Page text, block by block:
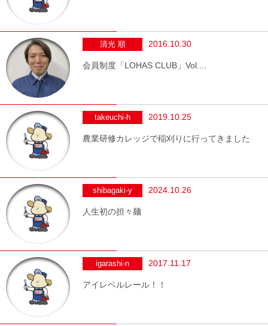
清光 順 2016.10.30
会員制度「LOHAS CLUB」Vol....
takeuchi-h 2019.10.25
農業研修カレッジで稲刈りに行ってきました
shibagaki-y 2024.10.26
人生初の担々麺
igarashi-n 2017.11.17
アイレベルレール！！